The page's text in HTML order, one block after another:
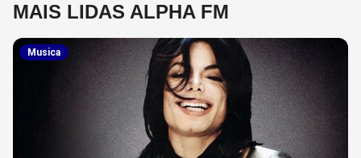
MAIS LIDAS ALPHA FM
Musica